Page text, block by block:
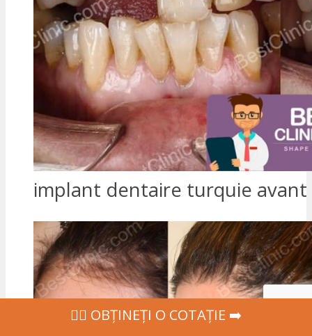
implant dentaire turquie avant
‍👩‍⚕ OBȚINEȚI O COTAȚIE ➡️